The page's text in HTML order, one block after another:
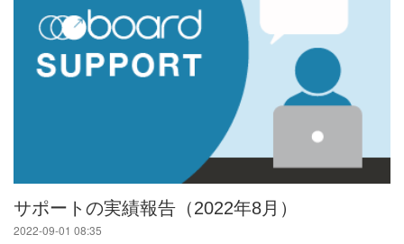
サポートの実績報告（2022年8月）
2022-09-01 08:35